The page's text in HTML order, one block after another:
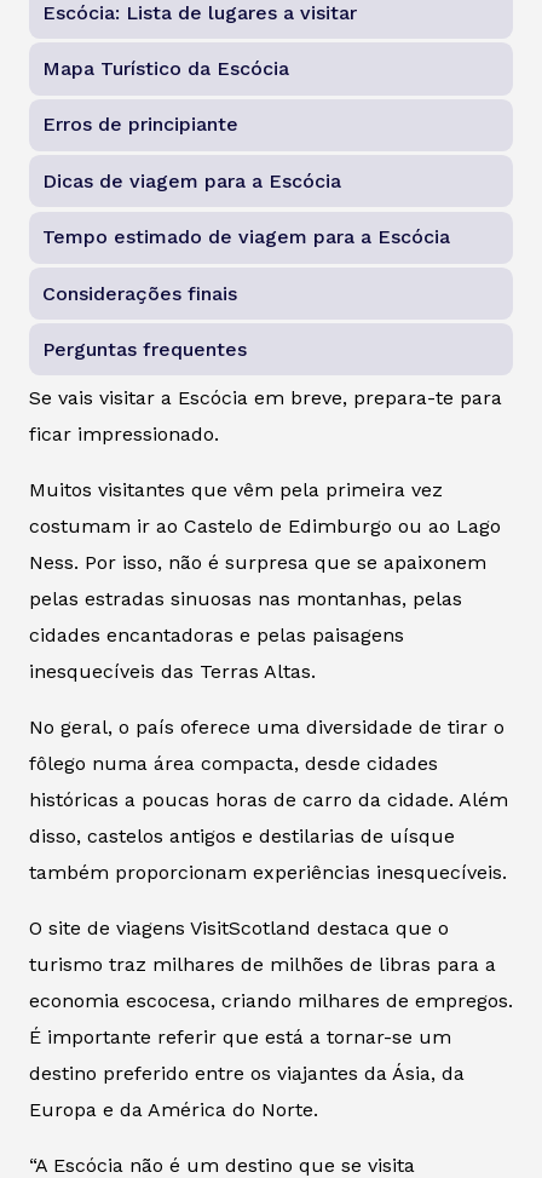
Escócia: Lista de lugares a visitar
Mapa Turístico da Escócia
Erros de principiante
Dicas de viagem para a Escócia
Tempo estimado de viagem para a Escócia
Considerações finais
Perguntas frequentes
Se vais visitar a Escócia em breve, prepara-te para
ficar impressionado.
Muitos visitantes que vêm pela primeira vez
costumam ir ao Castelo de Edimburgo ou ao Lago
Ness. Por isso, não é surpresa que se apaixonem
pelas estradas sinuosas nas montanhas, pelas
cidades encantadoras e pelas paisagens
inesquecíveis das Terras Altas.
No geral, o país oferece uma diversidade de tirar o
fôlego numa área compacta, desde cidades
históricas a poucas horas de carro da cidade. Além
disso, castelos antigos e destilarias de uísque
também proporcionam experiências inesquecíveis.
O site de viagens VisitScotland destaca que o
turismo traz milhares de milhões de libras para a
economia escocesa, criando milhares de empregos.
É importante referir que está a tornar-se um
destino preferido entre os viajantes da Ásia, da
Europa e da América do Norte.
“A Escócia não é um destino que se visita